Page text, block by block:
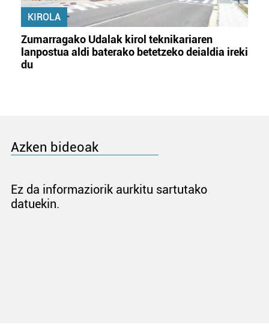
KIROLA
Zumarragako Udalak kirol teknikariaren
lanpostua aldi baterako betetzeko deialdia ireki
du
Azken bideoak
Ez da informaziorik aurkitu sartutako
datuekin.